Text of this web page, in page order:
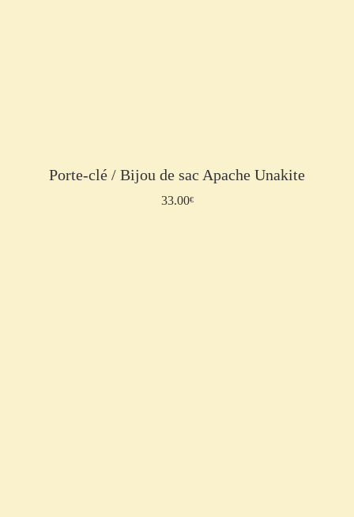
Porte-clé / Bijou de sac Apache Unakite
33.00€